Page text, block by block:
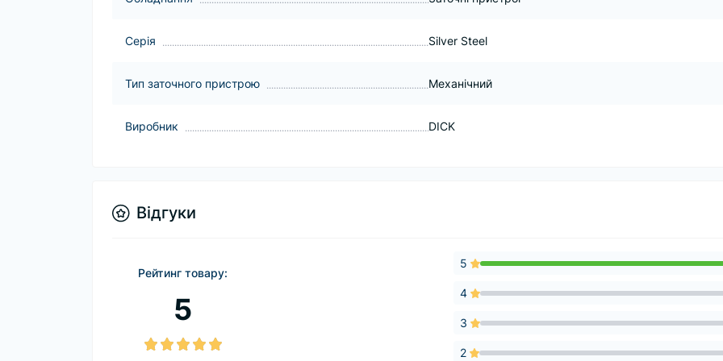
Серія Silver Steel
Тип заточного пристрою Механічний
Виробник DICK
Відгуки
Рейтинг товару:
5
5
4
3
2